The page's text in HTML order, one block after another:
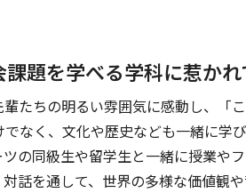
題を学べる学科に惹か
たちの明るい雰囲気に感動し、「
なく、文化や歴史なども一緒に学
の同級生や留学生と一緒に授業や
話を通して、世界の多様な価値観